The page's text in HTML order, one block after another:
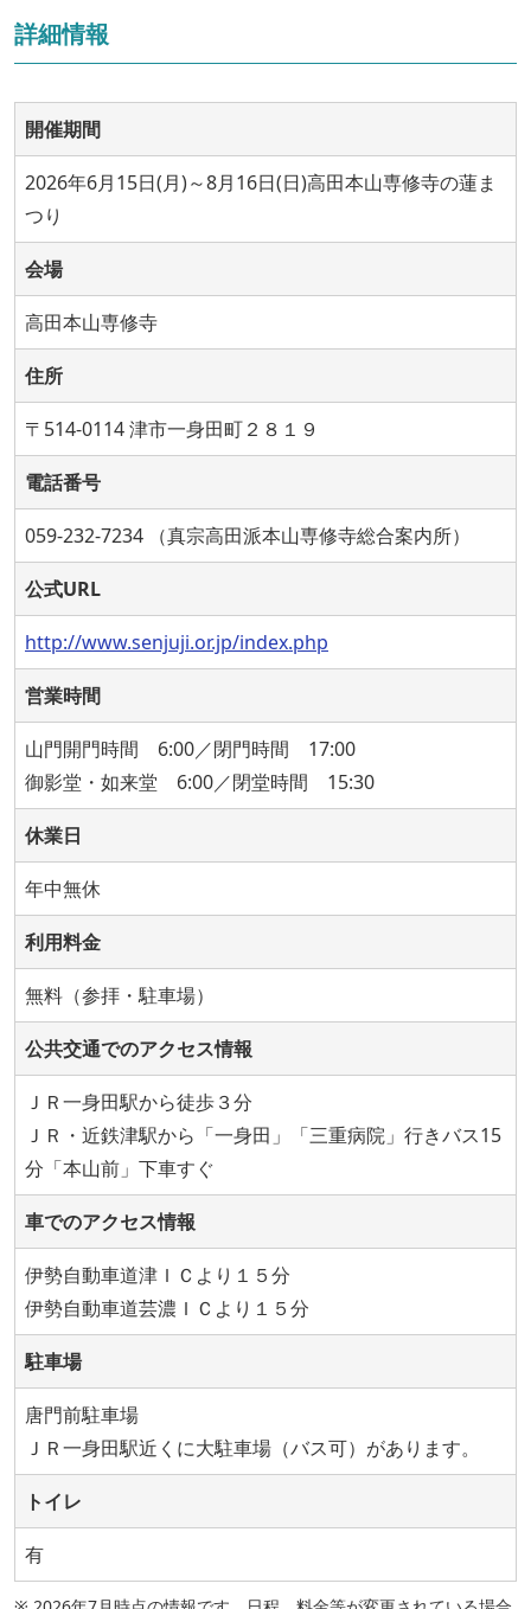
詳細情報
開催期間
2026年6月15日(月)～8月16日(日)高田本山専修寺の蓮ま
つり
会場
高田本山専修寺
住所
〒514-0114 津市一身田町２８１９
電話番号
059-232-7234 （真宗高田派本山専修寺総合案内所）
公式URL
http://www.senjuji.or.jp/index.php
営業時間
山門開門時間 6:00／閉門時間 17:00
御影堂・如来堂 6:00／閉堂時間 15:30
休業日
年中無休
利用料金
無料（参拝・駐車場）
公共交通でのアクセス情報
ＪＲ一身田駅から徒歩３分
ＪＲ・近鉄津駅から「一身田」「三重病院」行きバス15
分「本山前」下車すぐ
車でのアクセス情報
伊勢自動車道津ＩＣより１５分
伊勢自動車道芸濃ＩＣより１５分
駐車場
唐門前駐車場
ＪＲ一身田駅近くに大駐車場（バス可）があります。
トイレ
有